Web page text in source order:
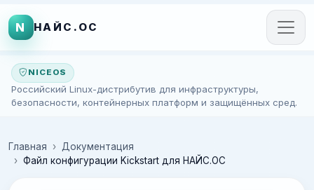
N НАЙС.ОС
NICEOS
Российский Linux-дистрибутив для инфраструктуры,
безопасности, контейнерных платформ и защищённых сред.
Главная
Документация
Файл конфигурации Kickstart для НАЙС.ОС